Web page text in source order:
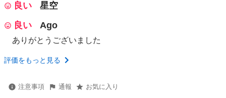
良い
星空
良い
Ago
ありがとうございました
評価をもっと見る
注意事項 通報 お気に入り